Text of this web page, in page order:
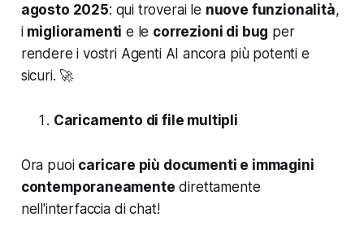
agosto 2025: qui troverai le nuove funzionalità,
i miglioramenti e le correzioni di bug per
rendere i vostri Agenti AI ancora più potenti e
sicuri. 🚀
Caricamento di file multipli
Ora puoi caricare più documenti e immagini
contemporaneamente direttamente
nell'interfaccia di chat!